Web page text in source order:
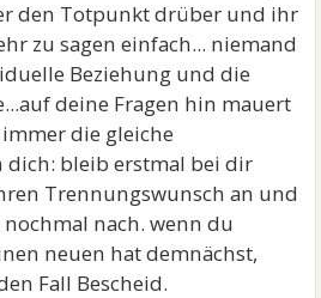
den Totpunkt drüber und ihr
zu sagen einfach... niemand
Beziehung und die
deine Fragen hin mauert
die gleiche
dich: bleib erstmal bei dir
Trennungswunsch an und
nach. wenn du
neuen hat demnächst,
Fall Bescheid.